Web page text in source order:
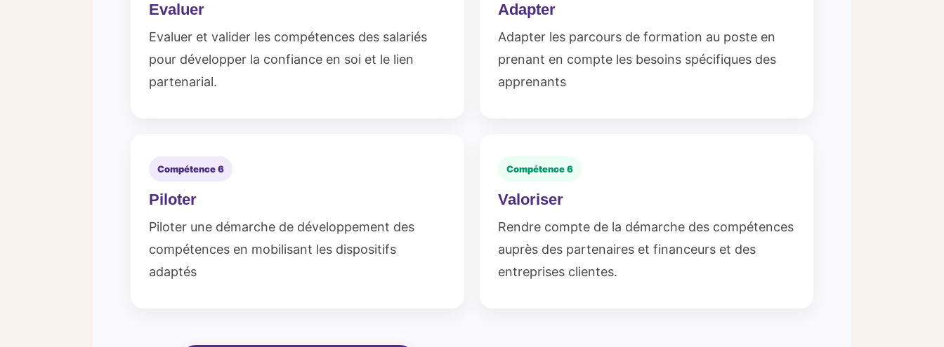
Evaluer
Evaluer et valider les compétences des salariés
pour développer la confiance en soi et le lien
partenarial.
Adapter
Adapter les parcours de formation au poste en
prenant en compte les besoins spécifiques des
apprenants
Compétence 6
Piloter
Piloter une démarche de développement des
compétences en mobilisant les dispositifs
adaptés
Compétence 6
Valoriser
Rendre compte de la démarche des compétences
auprès des partenaires et financeurs et des
entreprises clientes.